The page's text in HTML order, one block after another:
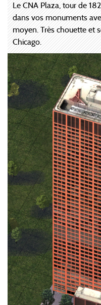
Le CNA Plaza, tour de
dans vos monuments
moyen. Très chouette et
Chicago.